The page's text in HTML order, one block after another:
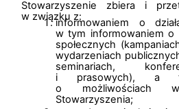
Stowarzyszenie zbiera i
w związku z:informowaniem o
w tym informowaniem o
społecznych
wydarzeniach
seminariach,
i prasowych), a
o możliwościach
Stowarzyszenia;